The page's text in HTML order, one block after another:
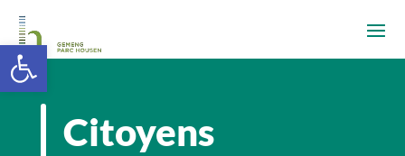
Citoyens
Ouvrir la barre d’outils